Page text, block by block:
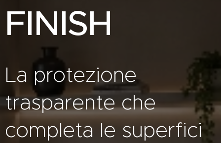
FINISH
La protezione
trasparente che
completa le superfici